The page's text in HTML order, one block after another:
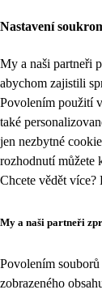
Nastavení
My a naši partneři
abychom zajistili
Povolením použití
také
jen nezbytné
rozhodnutí můžete
Chcete vědět více?
My a naši partneři
Povolením
zobrazeného